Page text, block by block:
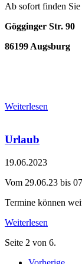
Ab sofort finden
Gögginger Str. 90
86199 Augsburg
Weiterlesen
Urlaub
19.06.2023
Vom 29.06.23 bis
Termine können
Weiterlesen
Seite 2 von 6.